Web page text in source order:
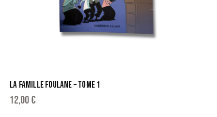
LA FAMILLE FOULANE – TOME 1
12,00€